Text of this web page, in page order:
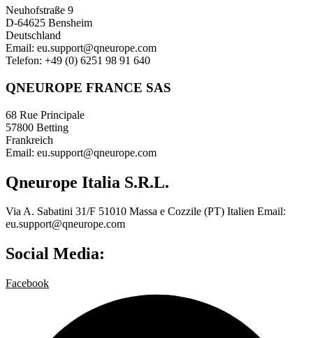
Neuhofstraße 9
D-64625 Bensheim
Deutschland
Email: eu.support@qneurope.com
Telefon: +49 (0) 6251 98 91 640
QNEUROPE FRANCE SAS
68 Rue Principale
57800 Betting
Frankreich
Email: eu.support@qneurope.com
Qneurope Italia S.R.L.
Via A. Sabatini 31/F 51010 Massa e Cozzile (PT) Italien Email:
eu.support@qneurope.com
Social Media:
Facebook